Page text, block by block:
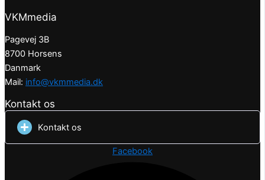
VKMmedia
Pagevej 3B
8700 Horsens
Danmark
Mail: info@vkmmedia.dk
Kontakt os
Kontakt os
Facebook